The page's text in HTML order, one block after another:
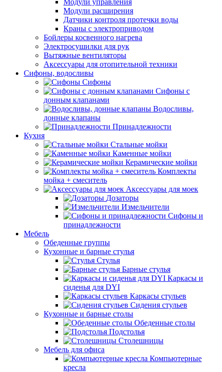
Модули управления
Модули расширения
Датчики контроля протечки воды
Краны с электроприводом
Бойлеры косвенного нагрева
Электросушилки для рук
Вытяжные вентиляторы
Аксессуары для отопительной техники
Сифоны, водосливы
Сифоны
Сифоны с
донным клапанами
Водосливы,
донные клапаны
Принадлежности
Кухня
Стальные мойки
Каменные мойки
Керамические мойки
Комплекты
мойка + смеситель
Аксессуары для моек
Дозаторы
Измельчители
Сифоны и
принадлежности
Мебель
Обеденные группы
Кухонные и барные стулья
Стулья
Барные стулья
Каркасы и
сиденья для DYI
Каркасы стульев
Сидения стульев
Кухонные и барные столы
Обеденные столы
Подстолья
Столешницы
Мебель для офиса
Компьютерные
кресла